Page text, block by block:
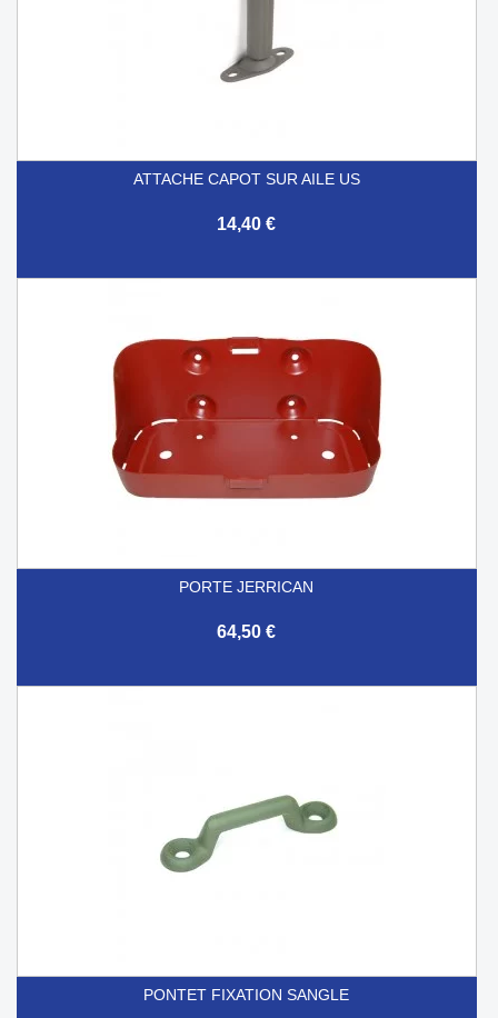
ATTACHE CAPOT SUR AILE US
14,40 €
PORTE JERRICAN
64,50 €
PONTET FIXATION SANGLE